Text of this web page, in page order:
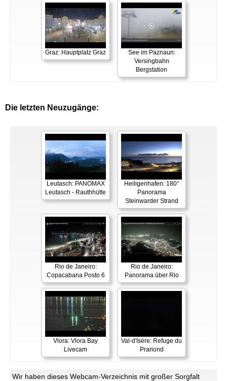
Graz: Hauptplatz Graz
See im Paznaun:
Versingbahn
Bergstation
Die letzten Neuzugänge:
Leutasch: PANOMAX
Leutasch - Rauthhütte
Heiligenhafen: 180°
Panorama
Steinwarder Strand
Rio de Janeiro:
Copacabana Posto 6
Rio de Janeiro:
Panorama über Rio
Vlora: Vlora Bay
Livecam
Val-d'Isère: Refuge du
Prariond
Wir haben dieses Webcam-Verzeichnis mit großer Sorgfalt